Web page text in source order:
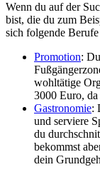
Wenn du auf der
bist, die du zum
sich folgende Berufe
Promotion:
wohltätige
3000 Euro,
Gastronomie:
und serviere
du
bekommst
dein